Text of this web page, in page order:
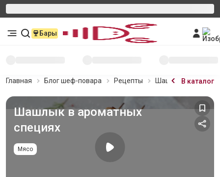
Бары
Главная Блог шеф-повара Рецепты Шашлык вВ каталог
Шашлык в ароматных
специях
Мясо